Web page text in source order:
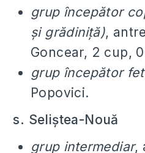
grup începător
și grădiniță),
Goncear, 2 cup,
grup începător
Popovici.
s. Seliștea-Nouă
grup intermediar,